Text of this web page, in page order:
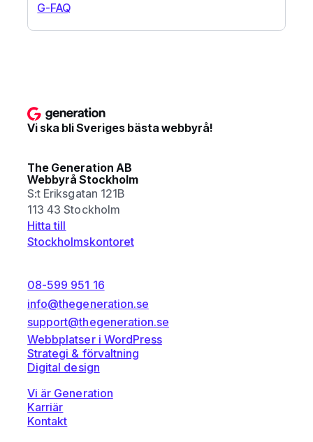
G-FAQ
Vi ska bli Sveriges bästa webbyrå!
The Generation AB
Webbyrå Stockholm
S:t Eriksgatan 121B
113 43 Stockholm
Hitta till
Stockholmskontoret
08-599 951 16
info@thegeneration.se
support@thegeneration.se
Webbplatser i WordPress
Strategi & förvaltning
Digital design
Vi är Generation
Karriär
Kontakt